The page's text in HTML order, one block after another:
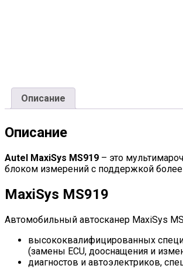
Описание
Описание
Autel MaxiSys MS919 – это
блоком измерений с поддержкой
MaxiSys MS919
Автомобильный автосканер MaxiSys
высококвалифицированных
(замены ECU, дооснащения и
диагностов и автоэлектриков,